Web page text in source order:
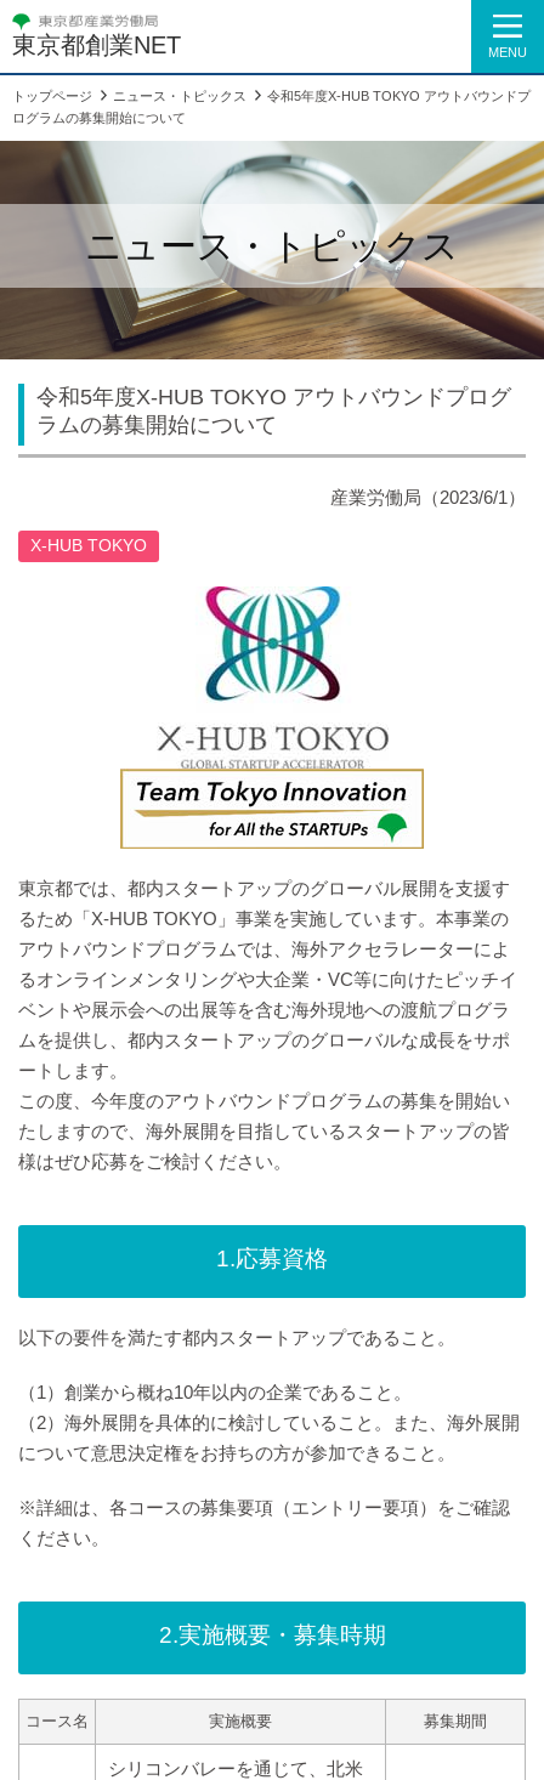
東京都創業NET MENU
トップページ ニュース・トピックス
令和5年度X-HUB TOKYO アウトバウンドプ
ログラムの募集開始について
ニュース・トピックス
令和5年度X-HUB TOKYO アウトバウンドプログ
ラムの募集開始について
産業労働局（2023/6/1）
X-HUB TOKYO
東京都では、都内スタートアップのグローバル展開を支援す
るため「X-HUB TOKYO」事業を実施しています。本事業の
アウトバウンドプログラムでは、海外アクセラレーターによ
るオンラインメンタリングや大企業・VC等に向けたピッチイ
ベントや展示会への出展等を含む海外現地への渡航プログラ
ムを提供し、都内スタートアップのグローバルな成長をサポ
ートします。
この度、今年度のアウトバウンドプログラムの募集を開始い
たしますので、海外展開を目指しているスタートアップの皆
様はぜひ応募をご検討ください。
1.応募資格
以下の要件を満たす都内スタートアップであること。
（1）創業から概ね10年以内の企業であること。
（2）海外展開を具体的に検討していること。また、海外展開
について意思決定権をお持ちの方が参加できること。
※詳細は、各コースの募集要項（エントリー要項）をご確認
ください。
2.実施概要・募集時期
コース名 実施概要 募集期間
シリコンバレーを通じて、北米